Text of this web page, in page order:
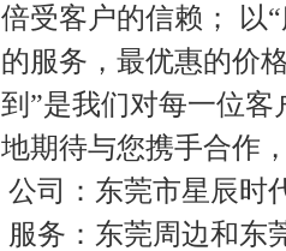
倍受客户的信赖； 以
的服务，最优惠的价
到”是我们对每一位
地期待与您携手合作
公司：东莞市星辰
服务：东莞周边和东